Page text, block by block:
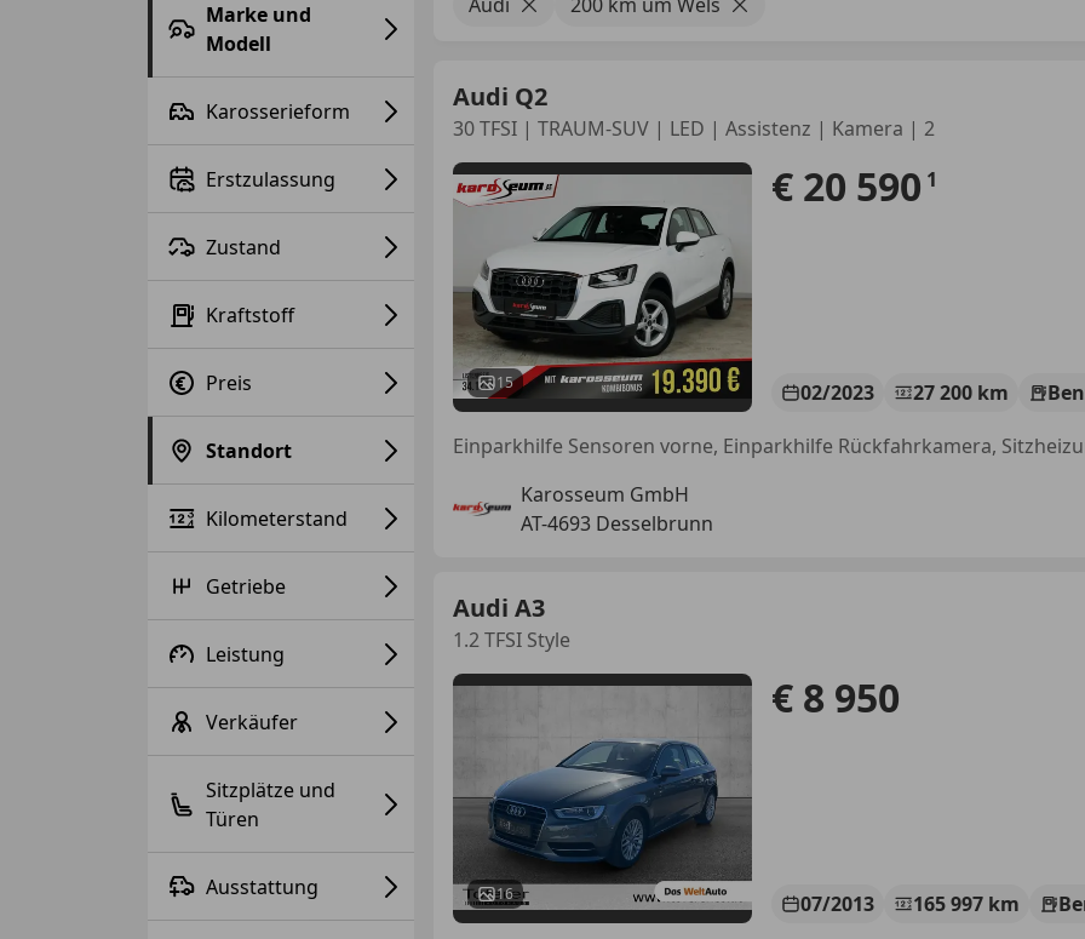
Marke und
Modell
Karosserieform
Erstzulassung
Zustand
Kraftstoff
Preis
Standort
Kilometerstand
Getriebe
Leistung
Verkäufer
Sitzplätze und
Türen
Ausstattung
Audi Q2
30 TFSI | TRAUM-SUV | LED | Assistenz | Kamera | 2
15
€ 20 590 1
02/2023 27 200 km
Karosseum GmbH
AT-4693 Desselbrunn
Audi A3
1.2 TFSI Style
16
€ 8 950
07/2013 165 997 km